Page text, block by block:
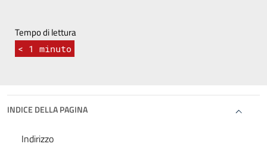
Tempo di lettura
< 1 minuto
INDICE DELLA PAGINA
Indirizzo